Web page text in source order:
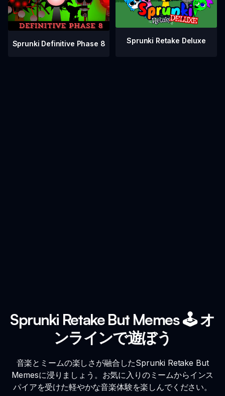
Sprunki Definitive Phase 8 Sprunki Retake Deluxe
Sprunki Retake But Memes 🕹️ オ
ンラインで遊ぼう
音楽とミームの楽しさが融合したSprunki Retake But
Memesに浸りましょう。お気に入りのミームからインス
パイアを受けた軽やかな音楽体験を楽しんでください。